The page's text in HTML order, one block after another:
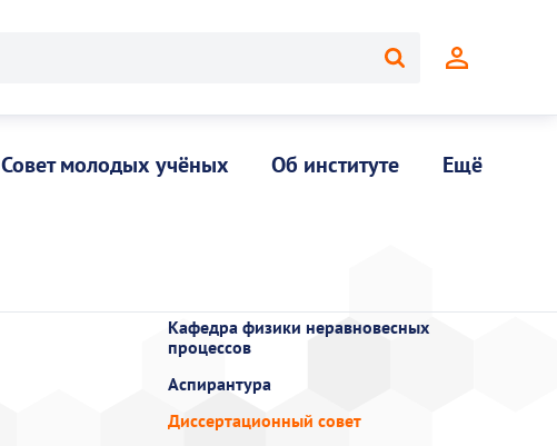
Совет молодых учёных Об институте Ещё
Кафедра физики неравновесных
процессов
Аспирантура
Диссертационный совет